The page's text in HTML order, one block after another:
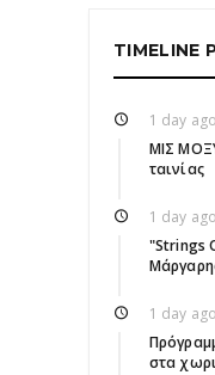
TIMELINE
1 day ago
ΜΙΣ
ταινίας
1 day ago
"Strings
1 day ago
στα